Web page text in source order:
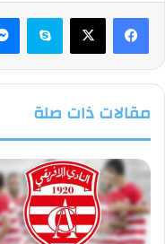
فيسبوك سكايب
مقالات ذات صلة